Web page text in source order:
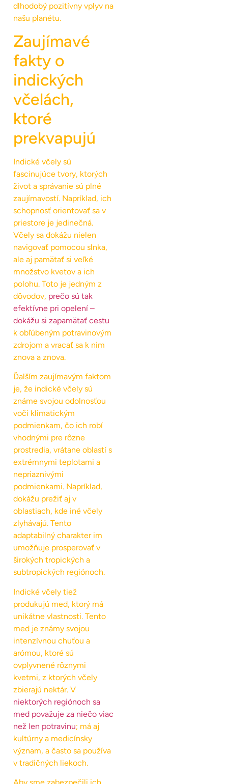
dlhodobý pozitívny vplyv na
našu planétu.
Zaujímavé
fakty o
indických
včelách,
ktoré
prekvapujú
Indické včely sú
fascinujúce tvory, ktorých
život a správanie sú plné
zaujímavostí. Napríklad, ich
schopnosť orientovať sa v
priestore je jedinečná.
Včely sa dokážu nielen
navigovať pomocou slnka,
ale aj pamätať si veľké
množstvo kvetov a ich
polohu. Toto je jedným z
dôvodov, prečo sú tak
efektívne pri opelení –
dokážu si zapamätať cestu
k obľúbeným potravinovým
zdrojom a vracať sa k nim
znova a znova.
Ďalším zaujímavým faktom
je, že indické včely sú
známe svojou odolnosťou
voči klimatickým
podmienkam, čo ich robí
vhodnými pre rôzne
prostredia, vrátane oblastí s
extrémnymi teplotami a
nepriaznivými
podmienkami. Napríklad,
dokážu prežiť aj v
oblastiach, kde iné včely
zlyhávajú. Tento
adaptabilný charakter im
umožňuje prosperovať v
širokých tropických a
subtropických regiónoch.
Indické včely tiež
produkujú med, ktorý má
unikátne vlastnosti. Tento
med je známy svojou
intenzívnou chuťou a
arómou, ktoré sú
ovplyvnené rôznymi
kvetmi, z ktorých včely
zbierajú nektár. V
niektorých regiónoch sa
med považuje za niečo viac
než len potravinu; má aj
kultúrny a medicínsky
význam, a často sa používa
v tradičných liekoch.